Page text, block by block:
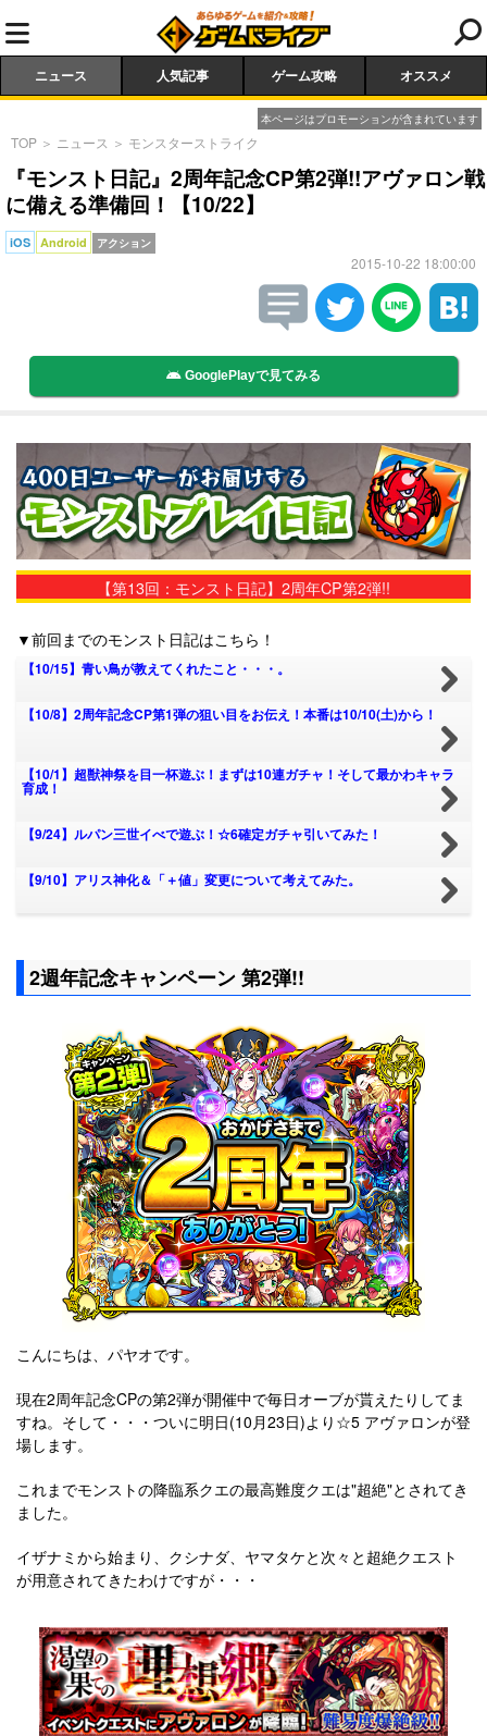
ニュース 人気記事 ゲーム攻略 オススメ
本ページはプロモーションが含まれています
TOP ＞ ニュース ＞ モンスターストライク
『モンスト日記』2周年記念CP第2弾!!アヴァロン戦
に備える準備回！【10/22】
iOS Android アクション
2015-10-22 18:00:00
GooglePlayで見てみる
【第13回：モンスト日記】2周年CP第2弾!!
▼前回までのモンスト日記はこちら！
【10/15】青い鳥が教えてくれたこと・・・。
【10/8】2周年記念CP第1弾の狙い目をお伝え！本番は10/10(土)から！
【10/1】超獣神祭を目一杯遊ぶ！まずは10連ガチャ！そして最かわキャラ
育成！
【9/24】ルパン三世イべで遊ぶ！☆6確定ガチャ引いてみた！
【9/10】アリス神化＆「＋値」変更について考えてみた。
2週年記念キャンペーン 第2弾!!
こんにちは、パヤオです。
現在2周年記念CPの第2弾が開催中で毎日オーブが貰えたりしてま
すね。そして・・・ついに明日(10月23日)より☆5 アヴァロンが登
場します。
これまでモンストの降臨系クエの最高難度クエは"超絶"とされてき
ました。
イザナミから始まり、クシナダ、ヤマタケと次々と超絶クエスト
が用意されてきたわけですが・・・